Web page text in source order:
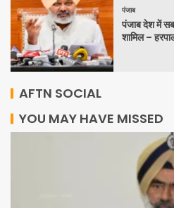
पंजाब
पंजाब देश में
शामिल –
AFTN SOCIAL
YOU MAY HAVE MISSED